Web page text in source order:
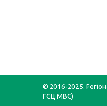
© 2016-2025.
ГСЦ МВС)